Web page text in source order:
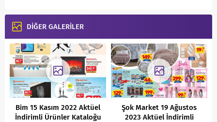
DİĞER GALERİLER
Bim 15 Kasım 2022 Aktüel
İndirimli Ürünler Kataloğu
Şok Market 19 Ağustos
2023 Aktüel İndirimli